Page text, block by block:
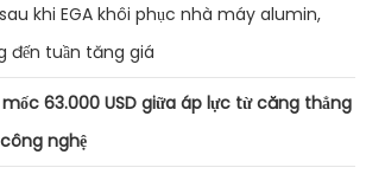
khi EGA khôi phục nhà máy alumin,
đến tuần tăng giá
63.000 USD giữa áp lực từ căng thẳng
nghệ